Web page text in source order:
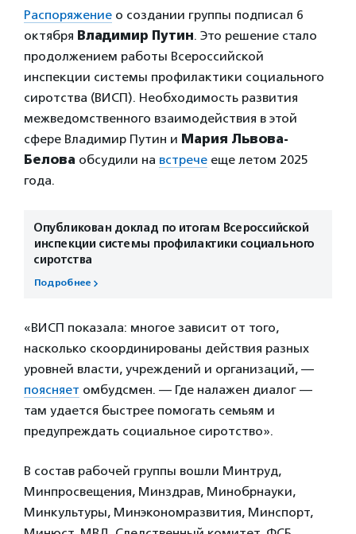
Распоряжение о создании группы подписал 6
октября Владимир Путин. Это решение стало
продолжением работы Всероссийской
инспекции системы профилактики социального
сиротства (ВИСП). Необходимость развития
межведомственного взаимодействия в этой
сфере Владимир Путин и Мария Львова-
Белова обсудили на встрече еще летом 2025
года.
Опубликован доклад по итогам Всероссийской
инспекции системы профилактики социального
сиротства
Подробнее
«ВИСП показала: многое зависит от того,
насколько скоординированы действия разных
уровней власти, учреждений и организаций, —
поясняет омбудсмен. — Где налажен диалог —
там удается быстрее помогать семьям и
предупреждать социальное сиротство».
В состав рабочей группы вошли Минтруд,
Минпросвещения, Минздрав, Минобрнауки,
Минкультуры, Минэкономразвития, Минспорт,